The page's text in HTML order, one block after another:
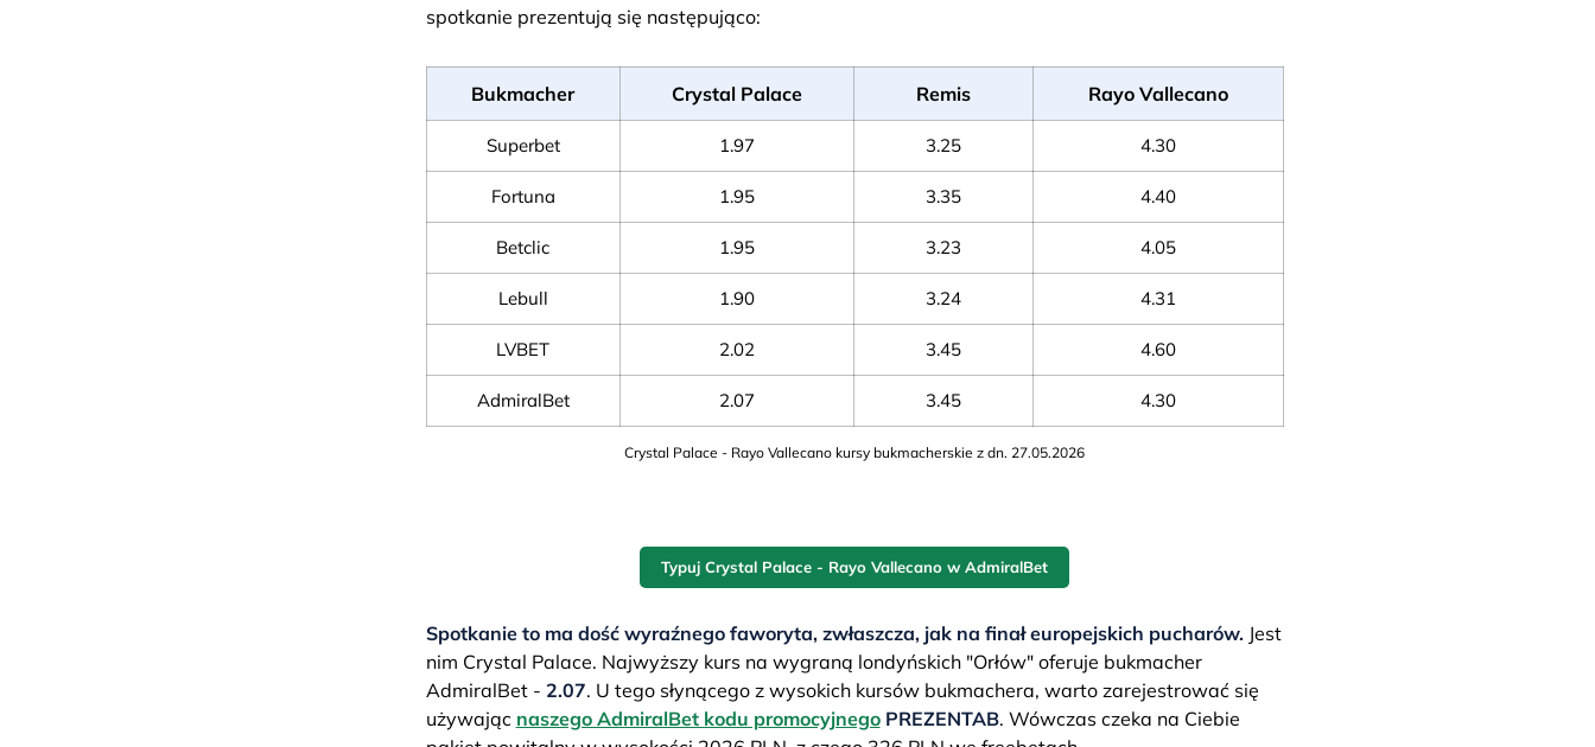
spotkanie prezentują się następująco:
Bukmacher Crystal Palace Remis Rayo Vallecano
Superbet 1.97 3.25 4.30
Fortuna 1.95 3.35 4.40
Betclic 1.95 3.23 4.05
Lebull 1.90 3.24 4.31
LVBET 2.02 3.45 4.60
AdmiralBet 2.07 3.45 4.30
Crystal Palace - Rayo Vallecano kursy bukmacherskie z dn. 27.05.2026
Typuj Crystal Palace - Rayo Vallecano w AdmiralBet
Spotkanie to ma dość wyraźnego faworyta, zwłaszcza, jak na finał europejskich pucharów.Jest
nim Crystal Palace. Najwyższy kurs na wygraną londyńskich "Orłów" oferuje bukmacher
AdmiralBet - 2.07. U tego słynącego z wysokich kursów bukmachera, warto zarejestrować się
używając naszego AdmiralBet kodu promocyjnego PREZENTAB. Wówczas czeka na Ciebie